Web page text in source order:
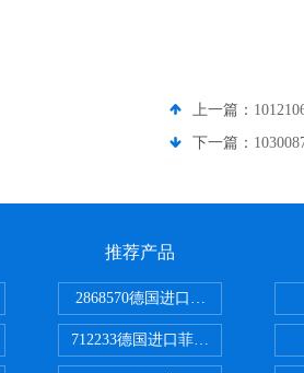
上一篇：
下一篇：
推荐产品
2868570德国进口菲尼克斯电源
712233德国进口菲尼克斯断路器